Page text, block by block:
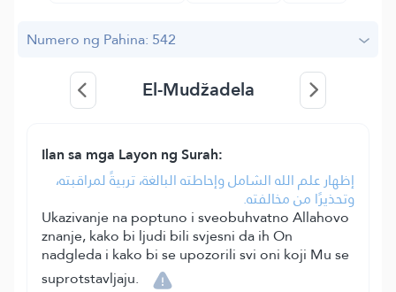
Numero ng Pahina: 542
El-Mudžadela
Ilan sa mga Layon ng Surah:
إظهار علم الله الشامل وإحاطته البالغة، تربيةً لمراقبته،
وتحذيرًا من مخالفته.
Ukazivanje na poptuno i sveobuhvatno Allahovo
znanje, kako bi ljudi bili svjesni da ih On
nadgleda i kako bi se upozorili svi oni koji Mu se
suprotstavljaju.